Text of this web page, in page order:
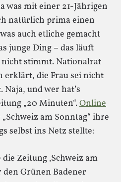
was mit einer 21-Jährigen
natürlich prima einen
auch etliche gemacht
junge Ding – das läuft
nicht stimmt. Nationalrat
erklärt, die Frau sei nicht
Naja, und wer hat’s
„20 Minuten“.Online
am Sonntag“ ihre
selbst ins Netz stellte:
Zeitung ‚Schweiz am
den Grünen Badener